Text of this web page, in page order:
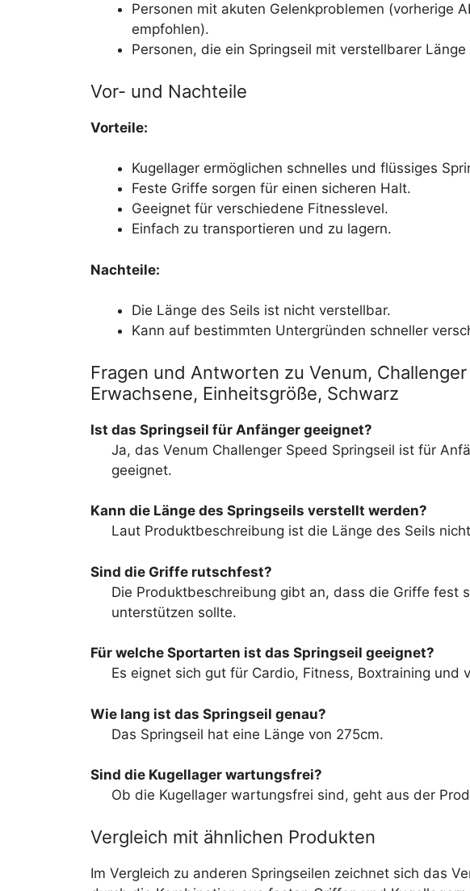
Personen mit akuten Gelenkproblemen (vorherige
empfohlen).
Personen, die ein Springseil mit verstellbarer Länge
Vor- und Nachteile
Vorteile:
Kugellager ermöglichen schnelles und flüssiges
Feste Griffe sorgen für einen sicheren Halt.
Geeignet für verschiedene Fitnesslevel.
Einfach zu transportieren und zu lagern.
Nachteile:
Die Länge des Seils ist nicht verstellbar.
Kann auf bestimmten Untergründen schneller
Fragen und Antworten zu Venum,
Erwachsene, Einheitsgröße, Schwarz
Ist das Springseil für Anfänger geeignet?
Ja, das Venum Challenger Speed Springseil ist für
geeignet.
Kann die Länge des Springseils verstellt werden?
Laut Produktbeschreibung ist die Länge des Seils
Sind die Griffe rutschfest?
Die Produktbeschreibung gibt an, dass die Griffe fest
unterstützen sollte.
Für welche Sportarten ist das Springseil geeignet?
Es eignet sich gut für Cardio, Fitness, Boxtraining und
Wie lang ist das Springseil genau?
Das Springseil hat eine Länge von 275cm.
Sind die Kugellager wartungsfrei?
Ob die Kugellager wartungsfrei sind, geht aus der
Vergleich mit ähnlichen Produkten
Im Vergleich zu anderen Springseilen zeichnet sich das